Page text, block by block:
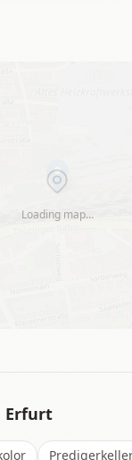
Loading map…
Erfurt